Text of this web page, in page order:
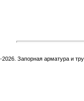
2026. Запорная арматура и